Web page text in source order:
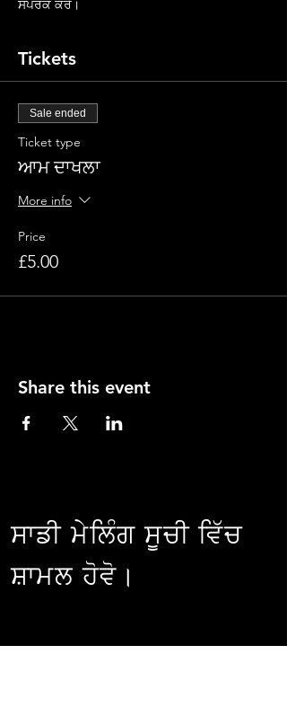
ਸੰਪਰਕ ਕਰੋ।
Tickets
Sale ended
Ticket type
ਆਮ ਦਾਖਲਾ
More info
Price
£5.00
Share this event
ਸਾਡੀ ਮੇਲਿੰਗ ਸੂਚੀ ਵਿੱਚ
ਸ਼ਾਮਲ ਹੋਵੋ।